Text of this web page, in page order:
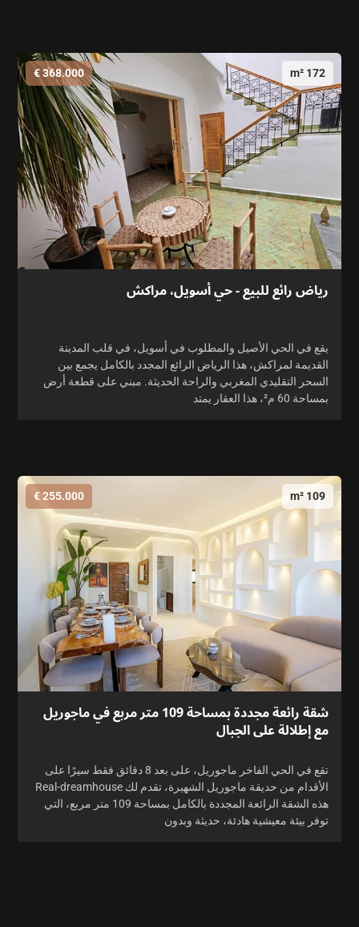
172 m²
368.000 €
رياض رائع للبيع - حي أسويل، مراكش
يقع في الحي الأصيل والمطلوب في أسويل، في قلب المدينة
القديمة لمراكش، هذا الرياض الرائع المجدد بالكامل يجمع بين
السحر التقليدي المغربي والراحة الحديثة. مبني على قطعة أرض
بمساحة 60 م²، هذا العقار يمتد
109 m²
255.000 €
شقة رائعة مجددة بمساحة 109 متر مربع في ماجوريل
مع إطلالة على الجبال
تقع في الحي الفاخر ماجوريل، على بعد 8 دقائق فقط سيرًا على
الأقدام من حديقة ماجوريل الشهيرة، تقدم لك Real-dreamhouse
هذه الشقة الرائعة المجددة بالكامل بمساحة 109 متر مربع، التي
توفر بيئة معيشية هادئة، حديثة وبدون